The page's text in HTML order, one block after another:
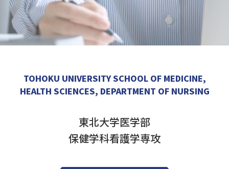
TOHOKU UNIVERSITY SCHOOL OF MEDICINE,
HEALTH SCIENCES, DEPARTMENT OF NURSING
東北大学医学部
保健学科看護学専攻